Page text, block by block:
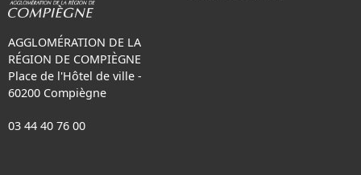
AGGLOMÉRATION DE LA
RÉGION DE COMPIÈGNE
Place de l'Hôtel de ville -
60200 Compiègne
03 44 40 76 00